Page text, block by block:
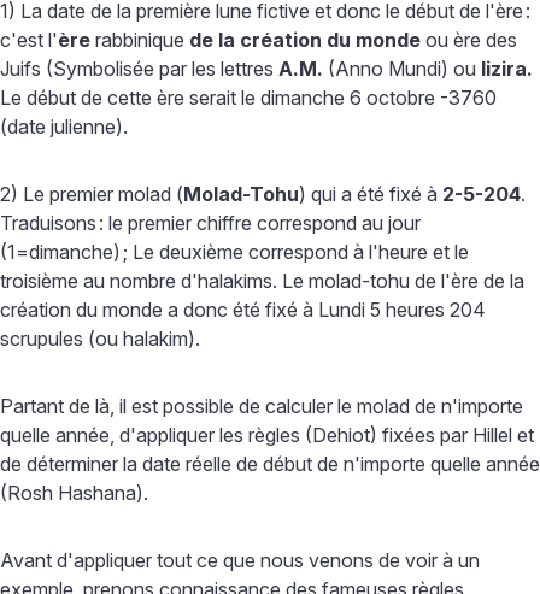
1) La date de la première lune fictive et donc le début de l'ère :
c'est l'ère rabbinique de la création du monde ou ère des
Juifs (Symbolisée par les lettres A.M. (Anno Mundi) ou lizira.
Le début de cette ère serait le dimanche 6 octobre -3760
(date julienne).
2) Le premier molad (Molad-Tohu) qui a été fixé à 2-5-204.
Traduisons : le premier chiffre correspond au jour
(1=dimanche) ; Le deuxième correspond à l'heure et le
troisième au nombre d'halakims. Le molad-tohu de l'ère de la
création du monde a donc été fixé à Lundi 5 heures 204
scrupules (ou halakim).
Partant de là, il est possible de calculer le molad de n'importe
quelle année, d'appliquer les règles (Dehiot) fixées par Hillel et
de déterminer la date réelle de début de n'importe quelle année
(Rosh Hashana).
Avant d'appliquer tout ce que nous venons de voir à un